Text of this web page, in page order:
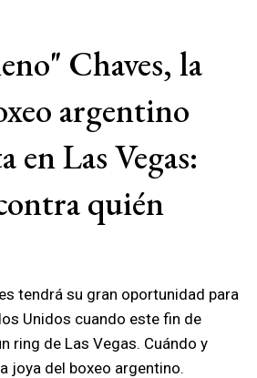
Chaves, la
argentino
en Las Vegas:
quién
tendrá su gran oportunidad para
Unidos cuando este fin de
ring de Las Vegas. Cuándo y
joya del boxeo argentino.